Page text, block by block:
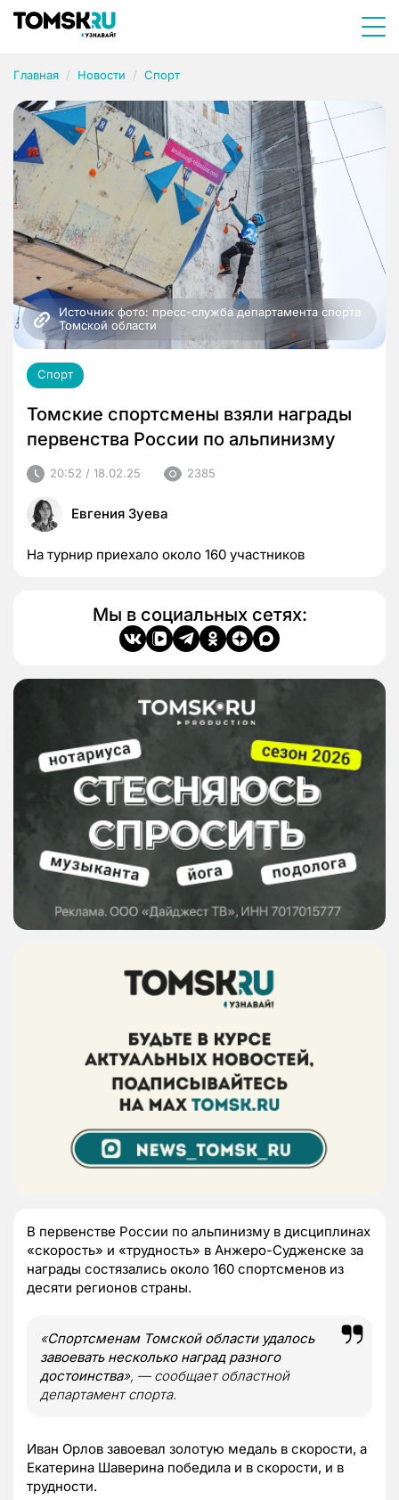
Главная Новости Спорт
Источник фото: пресс-служба департамента спорта
Томской области
Спорт
Томские спортсмены взяли награды
первенства России по альпинизму
20:52 / 18.02.25 2385
Евгения Зуева
На турнир приехало около 160 участников
Мы в социальных сетях:
В первенстве России по альпинизму в дисциплинах
«скорость» и «трудность» в Анжеро-Судженске за
награды состязались около 160 спортсменов из
десяти регионов страны.
«Спортсменам Томской области удалось
завоевать несколько наград разного
достоинства», — сообщает областной
департамент спорта.
Иван Орлов завоевал золотую медаль в скорости, а
Екатерина Шаверина победила и в скорости, и в
трудности.